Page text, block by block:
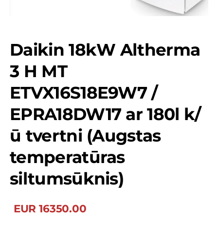
Daikin 18kW Altherma
3 H MT
ETVX16S18E9W7 /
EPRA18DW17 ar 180l k/
ū tvertni (Augstas
temperatūras
siltumsūknis)
EUR 16350.00